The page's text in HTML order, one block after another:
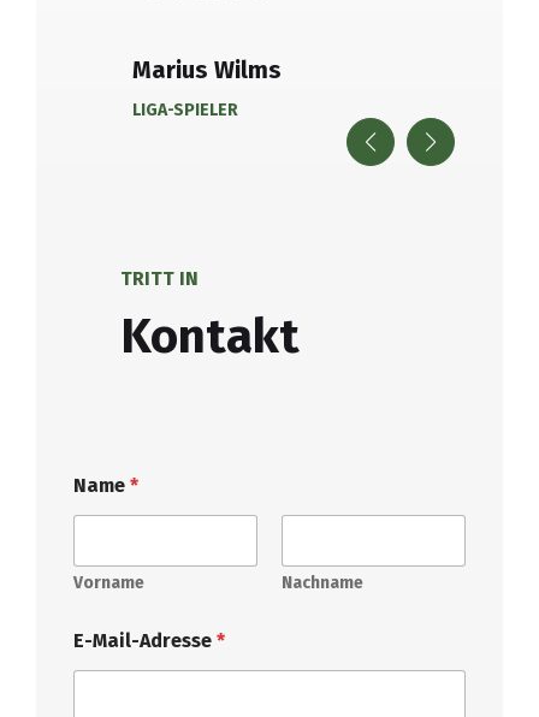
Marius Wilms
LIGA-SPIELER
TRITT IN
Kontakt
Name *
Vorname Nachname
E-Mail-Adresse *